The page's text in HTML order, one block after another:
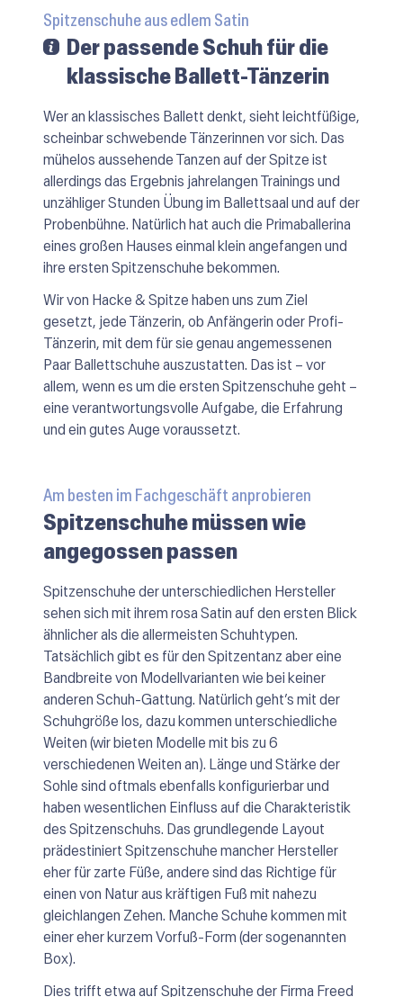
Spitzenschuhe aus edlem Satin
Der passende Schuh für die
klassische Ballett-Tänzerin
Wer an klassisches Ballett denkt, sieht leichtfüßige,
scheinbar schwebende Tänzerinnen vor sich. Das
mühelos aussehende Tanzen auf der Spitze ist
allerdings das Ergebnis jahrelangen Trainings und
unzähliger Stunden Übung im Ballettsaal und auf der
Probenbühne. Natürlich hat auch die Primaballerina
eines großen Hauses einmal klein angefangen und
ihre ersten Spitzenschuhe bekommen.
Wir von Hacke & Spitze haben uns zum Ziel
gesetzt, jede Tänzerin, ob Anfängerin oder Profi-
Tänzerin, mit dem für sie genau angemessenen
Paar Ballettschuhe auszustatten. Das ist – vor
allem, wenn es um die ersten Spitzenschuhe geht –
eine verantwortungsvolle Aufgabe, die Erfahrung
und ein gutes Auge voraussetzt.
Am besten im Fachgeschäft anprobieren
Spitzenschuhe müssen wie
angegossen passen
Spitzenschuhe der unterschiedlichen Hersteller
sehen sich mit ihrem rosa Satin auf den ersten Blick
ähnlicher als die allermeisten Schuhtypen.
Tatsächlich gibt es für den Spitzentanz aber eine
Bandbreite von Modellvarianten wie bei keiner
anderen Schuh-Gattung. Natürlich geht’s mit der
Schuhgröße los, dazu kommen unterschiedliche
Weiten (wir bieten Modelle mit bis zu 6
verschiedenen Weiten an). Länge und Stärke der
Sohle sind oftmals ebenfalls konfigurierbar und
haben wesentlichen Einfluss auf die Charakteristik
des Spitzenschuhs. Das grundlegende Layout
prädestiniert Spitzenschuhe mancher Hersteller
eher für zarte Füße, andere sind das Richtige für
einen von Natur aus kräftigen Fuß mit nahezu
gleichlangen Zehen. Manche Schuhe kommen mit
einer eher kurzem Vorfuß-Form (der sogenannten
Box).
Dies trifft etwa auf Spitzenschuhe der Firma Freed